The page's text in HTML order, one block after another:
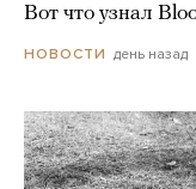
Вот что узнал
НОВОСТИ день назад